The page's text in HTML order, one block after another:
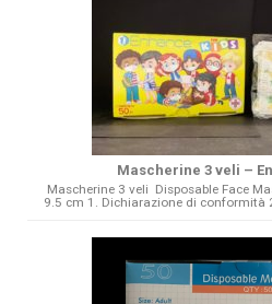
Mascherine 3 veli –
Mascherine 3 veli Disposable Face
9.5 cm 1. Dichiarazione di conformità